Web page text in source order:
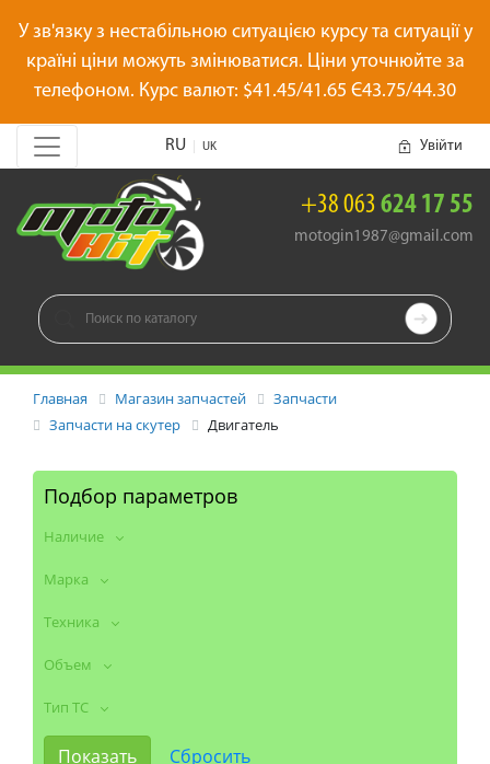
У зв'язку з нестабільною ситуацією курсу та ситуації у
країні ціни можуть змінюватися. Ціни уточнюйте за
телефоном. Курс валют: $41.45/41.65 Є43.75/44.30
RU UK Увійти
+38 063 624 17 55
motogin1987@gmail.com

Главная Магазин запчастей
Запчасти
Запчасти на скутер
Двигатель
Подбор параметров
Наличие
Марка
Техника
Объем
Тип ТС